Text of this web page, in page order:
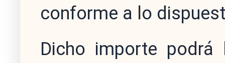
conforme a lo
Dicho importe